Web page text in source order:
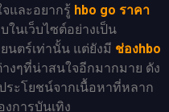
และอยากรู้ hbo go ราคา
นเว็บไซต์อย่างเป็น
นตร์เท่านั้น แต่ยังมี ช่องhbo
งๆที่น่าสนใจอีกมากมาย ดัง
ระโยชน์จากเนื้อหาที่หลาก
การบันเทิง